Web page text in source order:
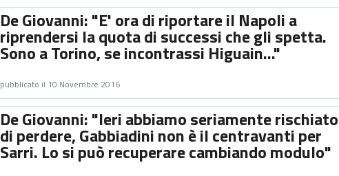
De Giovanni: "E' ora di riportare il Napoli a
riprendersi la quota di successi che gli spetta.
Sono a Torino, se incontrassi Higuain..."
pubblicato il 10 Novembre 2016
De Giovanni: "Ieri abbiamo seriamente rischiato
di perdere, Gabbiadini non è il centravanti per
Sarri. Lo si può recuperare cambiando modulo"